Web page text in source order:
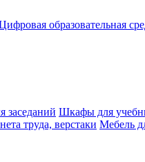
образовательная
заседаний Шкафы для
труда, верстаки Мебель